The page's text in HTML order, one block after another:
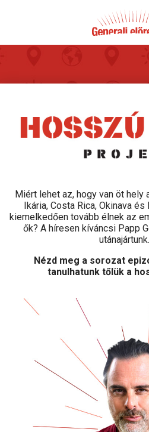
Miért lehet az, hogy van öt hely
Ikária, Costa Rica, Okinava
kiemelkedően tovább élnek az
ők? A híresen kíváncsi Papp
utánajártunk.
Nézd meg a sorozat
tanulhatunk tőlük a